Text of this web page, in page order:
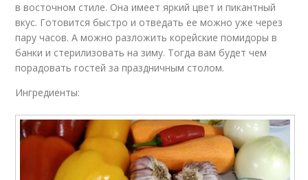
в восточном стиле. Она имеет яркий цвет и пикантный
вкус. Готовится быстро и отведать ее можно уже через
пару часов. А можно разложить корейские помидоры в
банки и стерилизовать на зиму. Тогда вам будет чем
порадовать гостей за праздничным столом.
Ингредиенты: